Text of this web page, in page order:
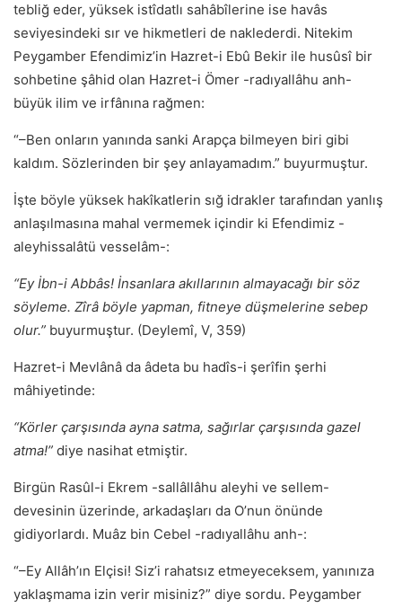
tebliğ eder, yüksek istîdatlı sahâbîlerine ise havâs
seviyesindeki sır ve hikmetleri de naklederdi. Nitekim
Peygamber Efendimiz’in Hazret-i Ebû Bekir ile husûsî bir
sohbetine şâhid olan Hazret-i Ömer -radıyallâhu anh-
büyük ilim ve irfânına rağmen:
“–Ben onların yanında sanki Arapça bilmeyen biri gibi
kaldım. Sözlerinden bir şey anlayamadım.” buyurmuştur.
İşte böyle yüksek hakîkatlerin sığ idrakler tarafından yanlış
anlaşılmasına mahal vermemek içindir ki Efendimiz -
aleyhissalâtü vesselâm-:
“Ey İbn-i Abbâs! İnsanlara akıllarının almayacağı bir söz
söyleme. Zîrâ böyle yapman, fitneye düşmelerine sebep
olur.” buyurmuştur. (Deylemî, V, 359)
Hazret-i Mevlânâ da âdeta bu hadîs-i şerîfin şerhi
mâhiyetinde:
“Körler çarşısında ayna satma, sağırlar çarşısında gazel
atma!” diye nasihat etmiştir.
Birgün Rasûl-i Ekrem -sallâllâhu aleyhi ve sellem-
devesinin üzerinde, arkadaşları da O’nun önünde
gidiyorlardı. Muâz bin Cebel -radıyallâhu anh-:
“–Ey Allâh’ın Elçisi! Siz’i rahatsız etmeyeceksem, yanınıza
yaklaşmama izin verir misiniz?” diye sordu. Peygamber